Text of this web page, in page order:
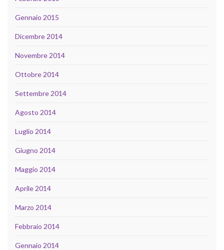
Gennaio 2015
Dicembre 2014
Novembre 2014
Ottobre 2014
Settembre 2014
Agosto 2014
Luglio 2014
Giugno 2014
Maggio 2014
Aprile 2014
Marzo 2014
Febbraio 2014
Gennaio 2014